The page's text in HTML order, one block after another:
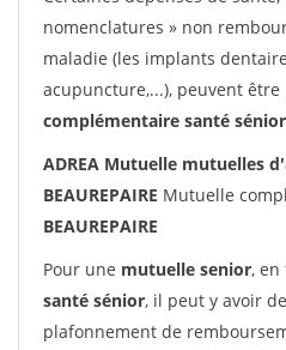
nomenclatures » non
maladie (les implants
acupuncture,...), peuvent
complémentaire santé sénior
ADREA Mutuelle mutuelles
BEAUREPAIRE Mutuelle
BEAUREPAIRE
Pour une mutuelle senior, en
santé sénior, il peut y avoir
plafonnement de